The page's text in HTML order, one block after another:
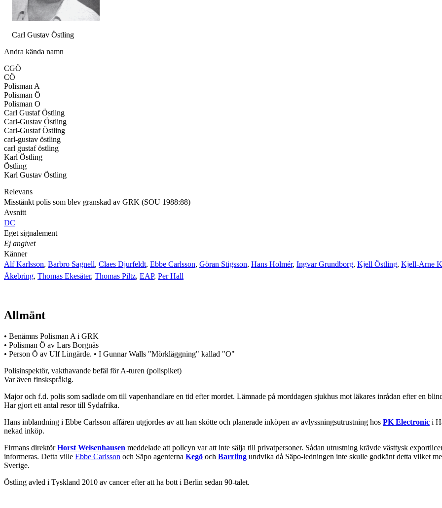
Carl Gustav Östling
Andra kända namn
CGÖ
CÖ
Polisman A
Polisman Ö
Polisman O
Carl Gustaf Östling
Carl-Gustav Östling
Carl-Gustaf Östling
carl-gustav östling
carl gustaf östling
Karl Östling
Östling
Karl Gustav Östling
Relevans
Misstänkt polis som blev granskad av GRK (SOU 1988:88)
Avsnitt
DC
Eget signalement
Ej angivet
Känner
Alf Karlsson, Barbro Sagnell, Claes Djurfeldt, Ebbe Carlsson, Göran Stigsson, Hans Holmér, Ingvar Grundborg, Kjell Östling, Kjell-Arne
Åkebring, Thomas Ekesäter, Thomas Piltz, EAP, Per Hall
Allmänt
• Benämns Polisman A i GRK
• Polisman Ö av Lars Borgnäs
• Person Ö av Ulf Lingärde. • I Gunnar Walls "Mörkläggning" kallad "O"
Polisinspektör, vakthavande befäl för A-turen (polispiket)
Var även finskspråkig.
Major och f.d. polis som sadlade om till vapenhandlare en tid efter mordet. Lämnade på morddagen sjukhus mot läkares inrådan efter en
Har gjort ett antal resor till Sydafrika.
Hans inblandning i Ebbe Carlsson affären utgjordes av att han skötte och planerade inköpen av avlyssningsutrustning hos PK Electronic i
nekad inköp.
Firmans direktörHorst Weisenhausen meddelade att policyn var att inte sälja till privatpersoner. Sådan utrustning krävde västtysk
informeras. Detta ville Ebbe Carlsson och Säpo agenterna Kegö och Barrling undvika då Säpo-ledningen inte skulle godkänt detta vilket
Sverige.
Östling avled i Tyskland 2010 av cancer efter att ha bott i Berlin sedan 90-talet.